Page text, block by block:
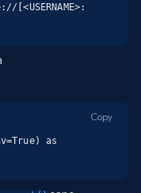
[<USERNAME>:
as
Copy